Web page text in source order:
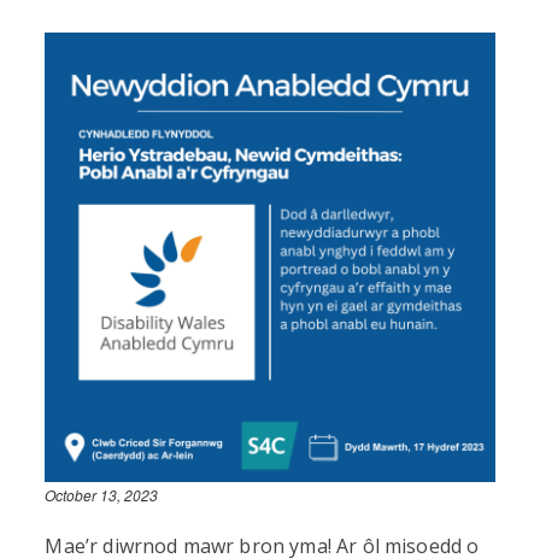
October 13, 2023
Mae’r diwrnod mawr bron yma! Ar ôl misoedd o